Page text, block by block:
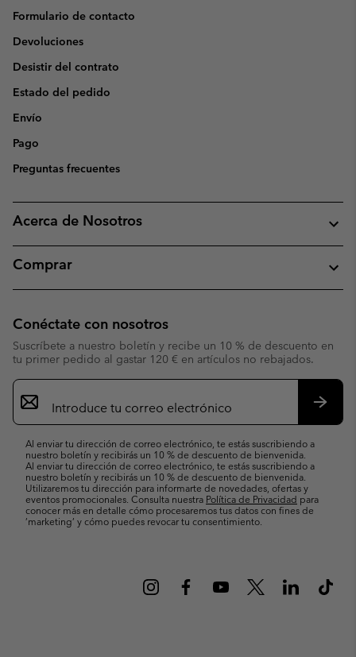
Formulario de contacto
Devoluciones
Desistir del contrato
Estado del pedido
Envío
Pago
Preguntas frecuentes
Acerca de Nosotros
Comprar
Conéctate con nosotros
Suscríbete a nuestro boletín y recibe un 10 % de descuento en
tu primer pedido al gastar 120 € en artículos no rebajados.
Suscripción
de
correo
Al enviar tu dirección de correo electrónico, te estás suscribiendo a
nuestro boletín y recibirás un 10 % de descuento de bienvenida.
Al enviar tu dirección de correo electrónico, te estás suscribiendo a
nuestro boletín y recibirás un 10 % de descuento de bienvenida.
Utilizaremos tu dirección para informarte de novedades, ofertas y
eventos promocionales. Consulta nuestra Política de Privacidad para
conocer más en detalle cómo procesaremos tus datos con fines de
’marketing’ y cómo puedes revocar tu consentimiento.